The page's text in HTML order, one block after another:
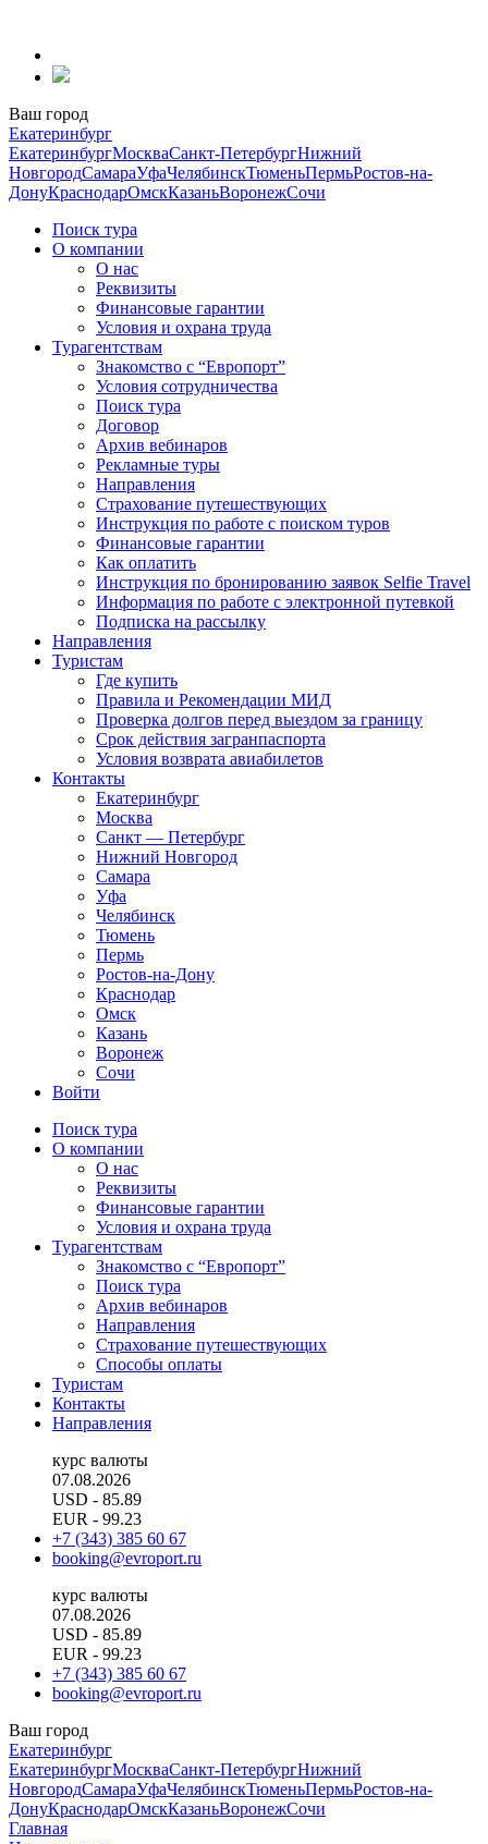
содержанию
Ваш город
Екатеринбург
ЕкатеринбургМоскваСанкт-ПетербургНижний
НовгородСамараУфаЧелябинскТюменьПермьРостов-на-
ДонуКраснодарОмскКазаньВоронежСочи
Поиск тура
О компании
О нас
Реквизиты
Финансовые гарантии
Условия и охрана труда
Турагентствам
Знакомство с “Европорт”
Условия сотрудничества
Поиск тура
Договор
Архив вебинаров
Рекламные туры
Направления
Страхование путешествующих
Инструкция по работе с поиском туров
Финансовые гарантии
Как оплатить
Инструкция по бронированию заявок Selfie Travel
Информация по работе с электронной путевкой
Подписка на рассылку
Направления
Туристам
Где купить
Правила и Рекомендации МИД
Проверка долгов перед выездом за границу
Срок действия загранпаспорта
Условия возврата авиабилетов
Контакты
Екатеринбург
Москва
Санкт — Петербург
Нижний Новгород
Самара
Уфа
Челябинск
Тюмень
Пермь
Ростов-на-Дону
Краснодар
Омск
Казань
Воронеж
Сочи
Войти
Поиск тура
О компании
О нас
Реквизиты
Финансовые гарантии
Условия и охрана труда
Турагентствам
Знакомство с “Европорт”
Поиск тура
Архив вебинаров
Направления
Страхование путешествующих
Способы оплаты
Туристам
Контакты
Направления
курс валюты
07.08.2026
USD - 85.89
EUR - 99.23
+7 (343) 385 60 67
booking@evroport.ru
курс валюты
07.08.2026
USD - 85.89
EUR - 99.23
+7 (343) 385 60 67
booking@evroport.ru
Ваш город
Екатеринбург
ЕкатеринбургМоскваСанкт-ПетербургНижний
НовгородСамараУфаЧелябинскТюменьПермьРостов-на-
ДонуКраснодарОмскКазаньВоронежСочи
Главная